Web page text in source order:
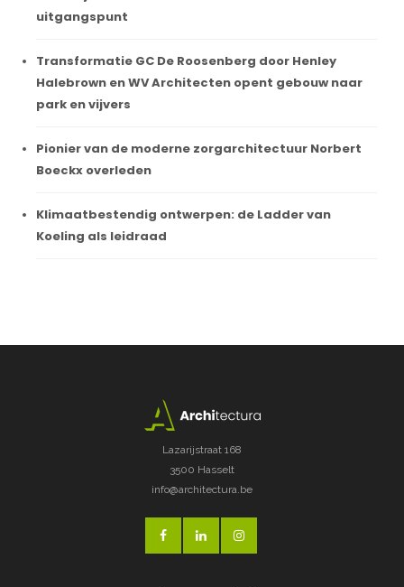
uitgangspunt
Transformatie GC De Roosenberg door Henley
Halebrown en WV Architecten opent gebouw naar
park en vijvers
Pionier van de moderne zorgarchitectuur Norbert
Boeckx overleden
Klimaatbestendig ontwerpen: de Ladder van
Koeling als leidraad
Lazarijstraat 168
3500 Hasselt
info@architectura.be